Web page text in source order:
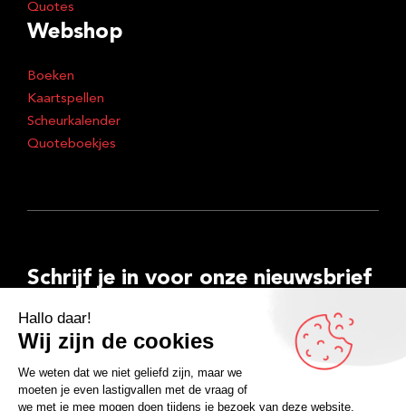
Quotes
Webshop
Boeken
Kaartspellen
Scheurkalender
Quoteboekjes
Schrijf je in voor onze nieuwsbrief
E-
mailadres
Inschrijven